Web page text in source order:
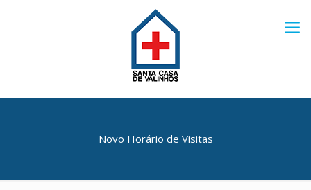
Novo Horário de Visitas